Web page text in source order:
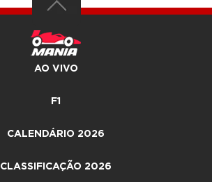
AO VIVO
F1
CALENDÁRIO 2026
CLASSIFICAÇÃO 2026